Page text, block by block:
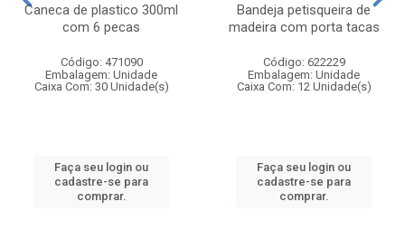
Caneca de plastico 300ml
com 6 pecas
Código: 471090
Embalagem: Unidade
Caixa Com: 30 Unidade(s)
Faça seu login ou
cadastre-se para
comprar.
Bandeja petisqueira de
madeira com porta tacas
Código: 622229
Embalagem: Unidade
Caixa Com: 12 Unidade(s)
Faça seu login ou
cadastre-se para
comprar.